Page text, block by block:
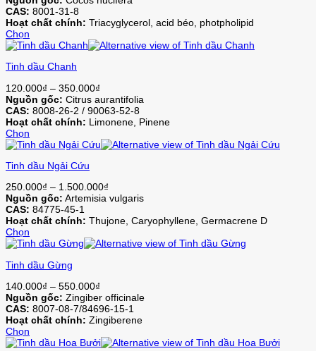
trên
trang
sản
phẩm
thể.
Các
tùy
chọn
thể
chọn
trên
trang
sản
phẩm
CAS: 8001-31-8
Hoạt chất chính: Triacyglycerol, acid béo, photpholipid
Chọn
Sản
này
nhiều
biến
thể.
Các
tùy
chọn
thể
chọn
trên
trang
sản
phẩm
Tinh dầu Chanh
120.000₫ – 350.000₫
giá:
từ
120.000₫
350.000₫
Nguồn gốc: Citrus aurantifolia
CAS: 8008-26-2 / 90063-52-8
Hoạt chất chính: Limonene, Pinene
Chọn
Sản
này
nhiều
biến
thể.
Các
tùy
chọn
thể
chọn
trên
trang
sản
phẩm
Tinh dầu Ngải Cứu
250.000₫ – 1.500.000₫
giá:
250.000₫
1.500.000₫
Nguồn gốc: Artemisia vulgaris
CAS: 84775-45-1
Hoạt chất chính: Thujone, Caryophyllene, Germacrene D
Chọn
Sản
này
nhiều
biến
thể.
Các
tùy
chọn
Tinh dầu Gừng
140.000₫ – 550.000₫
giá:
từ
140.000₫
550.000₫
Nguồn gốc: Zingiber officinale
CAS: 8007-08-7/84696-15-1
Hoạt chất chính: Zingiberene
Chọn
Sản